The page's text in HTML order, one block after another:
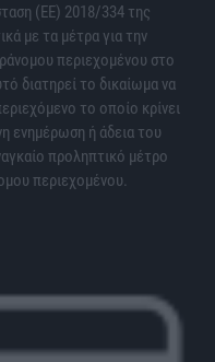
(ΕΕ) 2018/334 της
με τα μέτρα για την
περιεχομένου στο
διατηρεί το δικαίωμα να
το οποίο κρίνει
ενημέρωση ή άδεια του
προληπτικό μέτρο
περιεχομένου.